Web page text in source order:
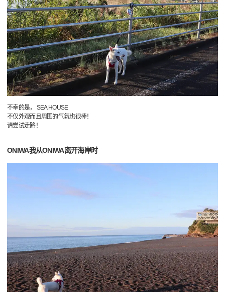
不幸的是， SEA HOUSE
不仅外观而且周围的气氛也很棒！
请尝试走路！
ONIWA我从ONIWA离开海岸时